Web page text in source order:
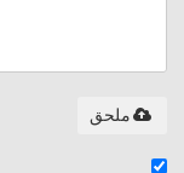
ملحق